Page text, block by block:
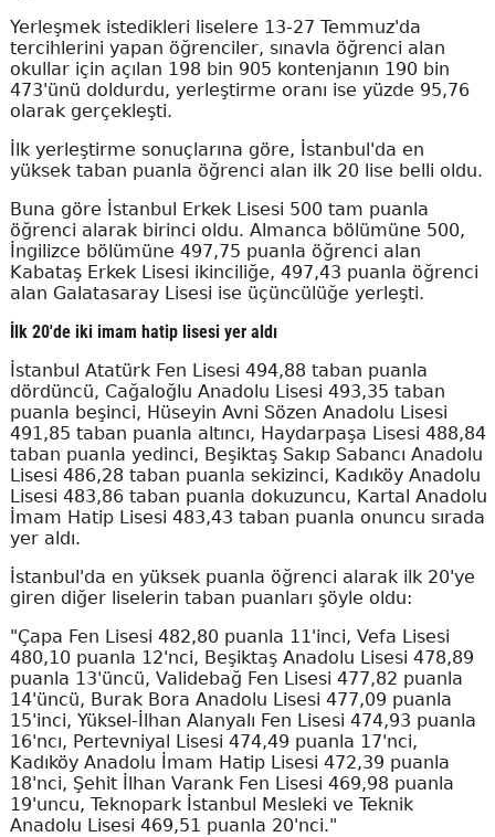
Yerleşmek istedikleri liselere 13-27 Temmuz'da
tercihlerini yapan öğrenciler, sınavla öğrenci alan
okullar için açılan 198 bin 905 kontenjanın 190 bin
473'ünü doldurdu, yerleştirme oranı ise yüzde 95,76
olarak gerçekleşti.
İlk yerleştirme sonuçlarına göre, İstanbul'da en
yüksek taban puanla öğrenci alan ilk 20 lise belli oldu.
Buna göre İstanbul Erkek Lisesi 500 tam puanla
öğrenci alarak birinci oldu. Almanca bölümüne 500,
İngilizce bölümüne 497,75 puanla öğrenci alan
Kabataş Erkek Lisesi ikinciliğe, 497,43 puanla öğrenci
alan Galatasaray Lisesi ise üçüncülüğe yerleşti.
İlk 20'de iki imam hatip lisesi yer aldı
İstanbul Atatürk Fen Lisesi 494,88 taban puanla
dördüncü, Cağaloğlu Anadolu Lisesi 493,35 taban
puanla beşinci, Hüseyin Avni Sözen Anadolu Lisesi
491,85 taban puanla altıncı, Haydarpaşa Lisesi 488,84
taban puanla yedinci, Beşiktaş Sakıp Sabancı Anadolu
Lisesi 486,28 taban puanla sekizinci, Kadıköy Anadolu
Lisesi 483,86 taban puanla dokuzuncu, Kartal Anadolu
İmam Hatip Lisesi 483,43 taban puanla onuncu sırada
yer aldı.
İstanbul'da en yüksek puanla öğrenci alarak ilk 20'ye
giren diğer liselerin taban puanları şöyle oldu:
"Çapa Fen Lisesi 482,80 puanla 11'inci, Vefa Lisesi
480,10 puanla 12'nci, Beşiktaş Anadolu Lisesi 478,89
puanla 13'üncü, Validebağ Fen Lisesi 477,82 puanla
14'üncü, Burak Bora Anadolu Lisesi 477,09 puanla
15'inci, Yüksel-İlhan Alanyalı Fen Lisesi 474,93 puanla
16'ncı, Pertevniyal Lisesi 474,49 puanla 17'nci,
Kadıköy Anadolu İmam Hatip Lisesi 472,39 puanla
18'nci, Şehit İlhan Varank Fen Lisesi 469,98 puanla
19'uncu, Teknopark İstanbul Mesleki ve Teknik
Anadolu Lisesi 469,51 puanla 20'nci."